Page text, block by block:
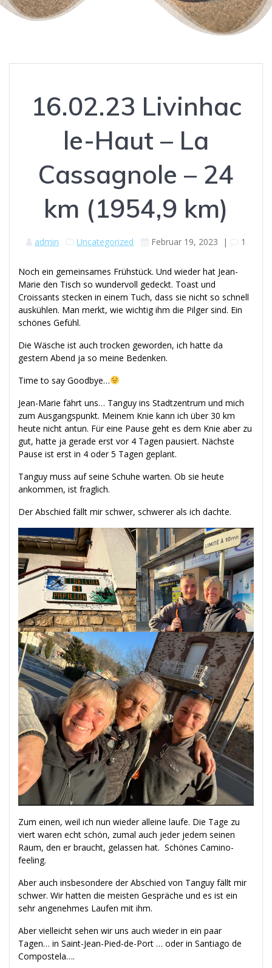
16.02.23 Livinhac
le-Haut – La
Cassagnole – 24
km (1954,9 km)
admin Uncategorized Februar 19, 2023 | 1
Noch ein gemeinsames Frühstück. Und wieder hat Jean-
Marie den Tisch so wundervoll gedeckt. Toast und
Croissants stecken in einem Tuch, dass sie nicht so schnell
auskühlen. Man merkt, wie wichtig ihm die Pilger sind. Ein
schönes Gefühl.
Die Wäsche ist auch trocken geworden, ich hatte da
gestern Abend ja so meine Bedenken.
Time to say Goodbye…
Jean-Marie fährt uns… Tanguy ins Stadtzentrum und mich
zum Ausgangspunkt. Meinem Knie kann ich über 30 km
heute nicht antun. Für eine Pause geht es dem Knie aber zu
gut, hatte ja gerade erst vor 4 Tagen pausiert. Nächste
Pause ist erst in 4 oder 5 Tagen geplant.
Tanguy muss auf seine Schuhe warten. Ob sie heute
ankommen, ist fraglich.
Der Abschied fällt mir schwer, schwerer als ich dachte.
Zum einen, weil ich nun wieder alleine laufe. Die Tage zu
viert waren echt schön, zumal auch jeder jedem seinen
Raum, den er braucht, gelassen hat. Schönes Camino-
feeling.
Aber auch insbesondere der Abschied von Tanguy fällt mir
schwer. Wir hatten die meisten Gespräche und es ist ein
sehr angenehmes Laufen mit ihm.
Aber vielleicht sehen wir uns auch wieder in ein paar
Tagen… in Saint-Jean-Pied-de-Port … oder in Santiago de
Compostela….